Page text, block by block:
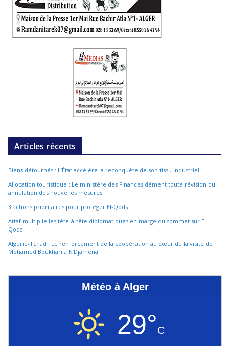
Articles récents
Biens détournés : L’État accélère la reconquête de son tissu industriel
Allocation touristique : Le ministère des Finances dément toute révision ou
annulation des nouvelles mesures
3 actions prioritaires pour protéger El-Qods
Attaf multiplie les tête-à-tête diplomatiques en marge du sommet sur El-
Qods
Algérie-Tchad : Le renforcement de la coopération au cœur de la visite de
Mohamed Boukhari à N’Djamena
Météo à Alger
29°C